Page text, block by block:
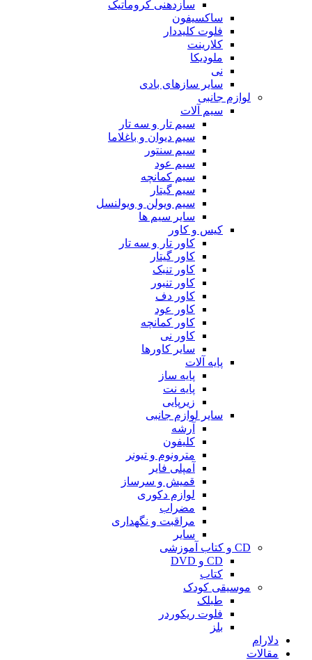
سازدهنی کروماتیک
ساکسیفون
فلوت کلیددار
کلارینت
ملودیکا
نی
سایر سازهای بادی
لوازم جانبی
سیم آلات
سیم تار و سه تار
سیم دیوان و باغلاما
سیم سنتور
سیم عود
سیم کمانچه
سیم گیتار
سیم ویولن و ویولنسل
سایر سیم ها
کیس و کاور
کاور تار و سه تار
کاور گیتار
کاور تنبک
کاور تنبور
کاور دف
کاور عود
کاور کمانچه
کاور نی
سایر کاورها
پایه آلات
پایه ساز
پایه نت
زیرپایی
سایر لوازم جانبی
آرشه
کلیفون
مترونوم و تیونر
آمپلی فایر
قمیش و سرساز
لوازم دکوری
مضراب
مراقبت و نگهداری
سایر
CD و کتاب آموزشی
CD و DVD
کتاب
موسیقی کودک
طبلک
فلوت ریکوردر
بلز
دلارام
مقالات